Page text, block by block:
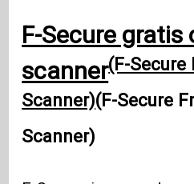
F-Secure gratis
scanner(F-Secure
Scanner)(F-Secure
Scanner)